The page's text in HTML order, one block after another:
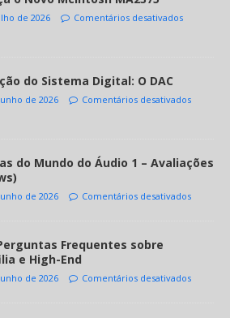
de 2026 Comentários desativados
do Sistema Digital: O DAC
de 2026 Comentários desativados
do Mundo do Áudio 1 – Avaliações
de 2026 Comentários desativados
Frequentes sobre
e High-End
de 2026 Comentários desativados